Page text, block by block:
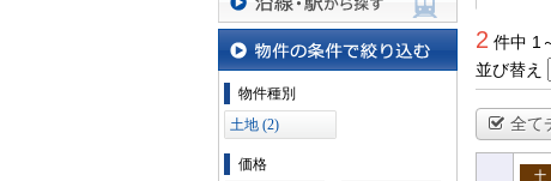
沿線・駅から探す
物件の条件で絞り込む
物件種別
土地 (2)
価格
2 件中 1
並び替え
全て